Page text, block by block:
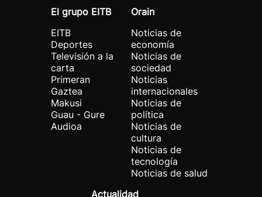
El grupo EITB
EITB
Deportes
Televisión a la
carta
Primeran
Gaztea
Makusi
Guau - Gure
Audioa
Orain
Noticias de
economía
Noticias de
sociedad
Noticias
internacionales
Noticias de
política
Noticias de
cultura
Noticias de
tecnología
Noticias de salud
Actualidad